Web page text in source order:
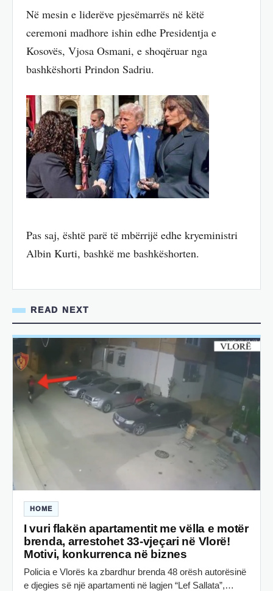
Në mesin e liderëve pjesëmarrës në këtë
ceremoni madhore ishin edhe Presidentja e
Kosovës, Vjosa Osmani, e shoqëruar nga
bashkëshorti Prindon Sadriu.
Pas saj, është parë të mbërrijë edhe kryeministri
Albin Kurti, bashkë me bashkëshorten.
READ NEXT
HOME
I vuri flakën apartamentit me vëlla e motër
brenda, arrestohet 33-vjeçari në Vlorë!
Motivi, konkurrenca në biznes
Policia e Vlorës ka zbardhur brenda 48 orësh autorësinë
e djegies së një apartamenti në lagjen “Lef Sallata”,…